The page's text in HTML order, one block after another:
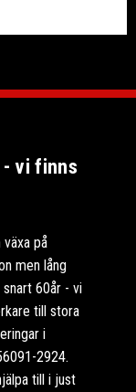
- vi finns
växa på
men lång
60år - vi
till stora
i
2924.
till i just